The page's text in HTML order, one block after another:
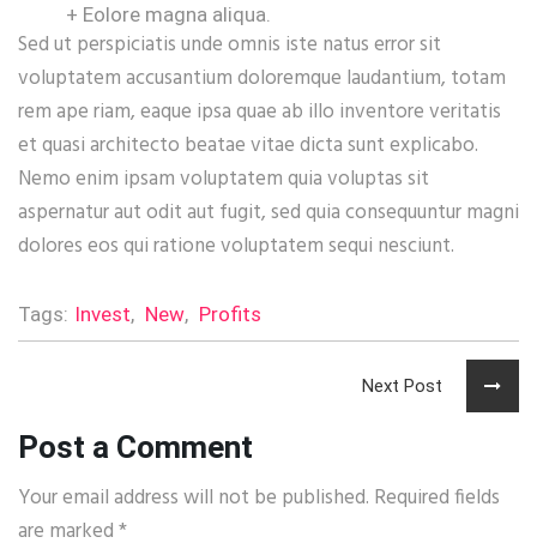
+ Eolore magna aliqua.
Sed ut perspiciatis unde omnis iste natus error sit
voluptatem accusantium doloremque laudantium, totam
rem ape riam, eaque ipsa quae ab illo inventore veritatis
et quasi architecto beatae vitae dicta sunt explicabo.
Nemo enim ipsam voluptatem quia voluptas sit
aspernatur aut odit aut fugit, sed quia consequuntur magni
dolores eos qui ratione voluptatem sequi nesciunt.
Tags: Invest, New, Profits
Next Post
Post a Comment
Your email address will not be published. Required fields
are marked*